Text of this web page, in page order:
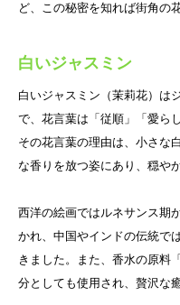
ど、この秘密を知れば街角の
白いジャスミン
白いジャスミン（茉莉花）は
で、花言葉は「従順」「愛ら
その花言葉の理由は、小さな
な香りを放つ姿にあり、穏や
西洋の絵画ではルネサンス期
かれ、中国やインドの伝統で
きました。また、香水の原料
分としても使用され、贅沢な